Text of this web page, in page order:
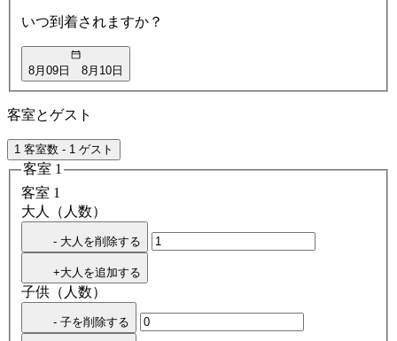
いつ到着されますか？
8月09日 8月10日
客室とゲスト
1 客室数 - 1 ゲスト
客室 1
客室 1
大人（人数）
- 大人を削除する
+大人を追加する
子供（人数）
- 子を削除する